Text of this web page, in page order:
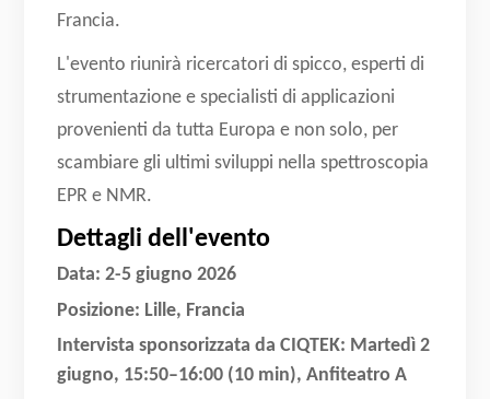
Francia.
L'evento riunirà ricercatori di spicco, esperti di
strumentazione e specialisti di applicazioni
provenienti da tutta Europa e non solo, per
scambiare gli ultimi sviluppi nella spettroscopia
EPR e NMR.
Dettagli dell'evento
Data:2-5 giugno 2026
Posizione: Lille, Francia
Intervista sponsorizzata da CIQTEK: Martedì 2
giugno, 15:50–16:00 (10 min), Anfiteatro A